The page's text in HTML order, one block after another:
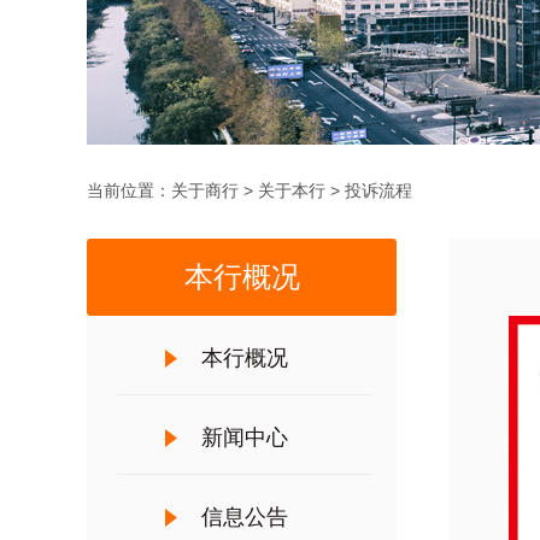
当前位置： 关于商行 > 关于本行 > 投诉流程
本行概况
本行概况
新闻中心
信息公告